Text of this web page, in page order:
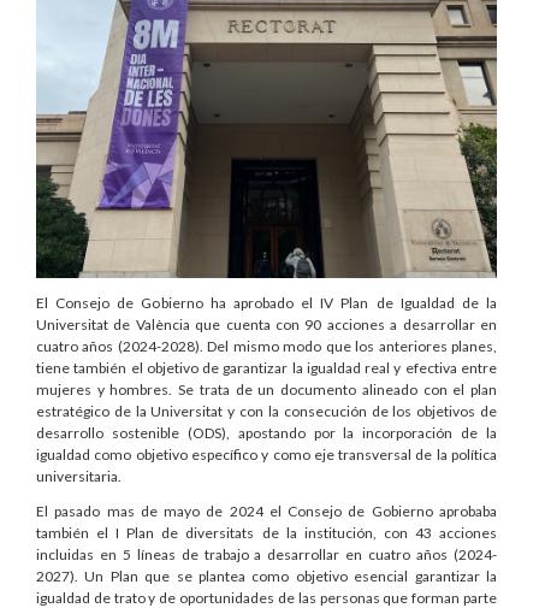
El Consejo de Gobierno ha aprobado el IV Plan de Igualdad de la
Universitat de València que cuenta con 90 acciones a desarrollar en
cuatro años (2024-2028). Del mismo modo que los anteriores planes,
tiene también el objetivo de garantizar la igualdad real y efectiva entre
mujeres y hombres. Se trata de un documento alineado con el plan
estratégico de la Universitat y con la consecución de los objetivos de
desarrollo sostenible (ODS), apostando por la incorporación de la
igualdad como objetivo específico y como eje transversal de la política
universitaria.
El pasado mas de mayo de 2024 el Consejo de Gobierno aprobaba
también el I Plan de diversitats de la institución, con 43 acciones
incluidas en 5 líneas de trabajo a desarrollar en cuatro años (2024-
2027). Un Plan que se plantea como objetivo esencial garantizar la
igualdad de trato y de oportunidades de las personas que forman parte